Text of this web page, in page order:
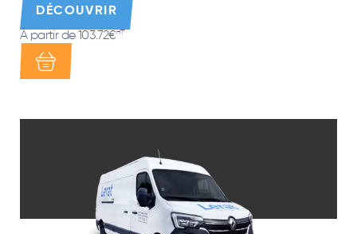
DÉCOUVRIR
À partir de 103.72€ HT*